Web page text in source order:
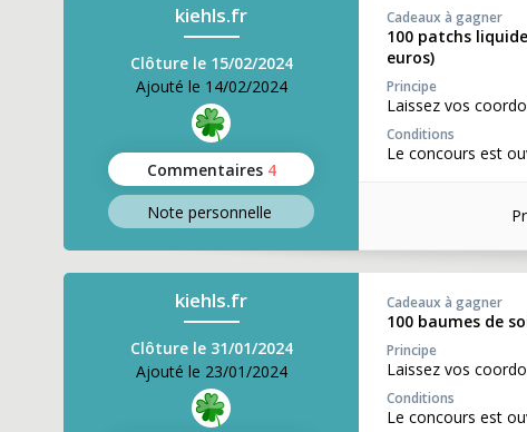
kiehls.fr
Clôture le 15/02/2024
Ajouté le 14/02/2024
Commentaires 4
Note personnelle
Cadeaux à gagner
100 patchs
euros)
Principe
Laissez vos
Conditions
Le concours est
kiehls.fr
Clôture le 31/01/2024
Ajouté le 23/01/2024
Cadeaux à gagner
100 baumes de
Principe
Laissez vos
Conditions
Le concours est